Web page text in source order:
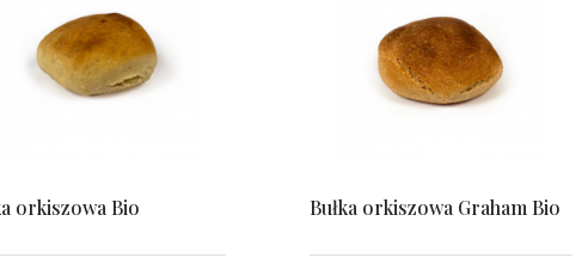
orkiszowa Bio Bułka orkiszowa Graham Bio